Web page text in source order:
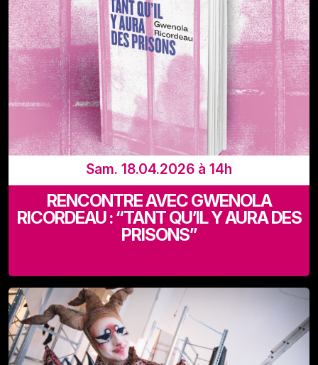
Recyclart (Rue de Manchester 13-15 - 1080 Bruxelles)
Sam. 18.04.2026 à 14h
RENCONTRE AVEC GWENOLA
RICORDEAU : “TANT QU’IL Y AURA DES
PRISONS”
Recyclart (Rue de Manchester 13-15 - 1080 Bruxelles)